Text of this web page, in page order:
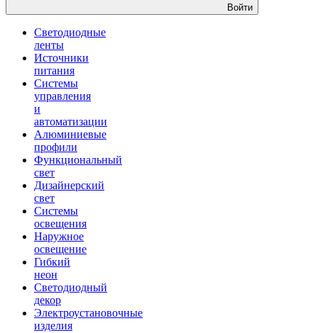
Войти
Светодиодные
ленты
Источники
питания
Системы
управления
и
автоматизации
Алюминиевые
профили
Функциональный
свет
Дизайнерский
свет
Системы
освещения
Наружное
освещение
Гибкий
неон
Светодиодный
декор
Электроустановочные
изделия